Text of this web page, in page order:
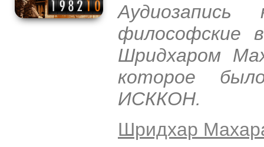
философские
Шридхаром
которое
ИСККОН.
Шридхар